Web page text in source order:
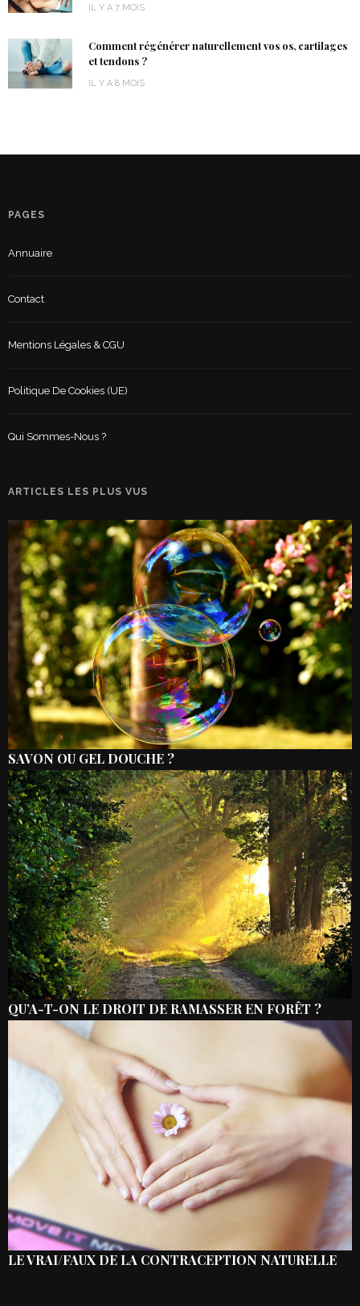
IL Y A 7 MOIS
Comment régénérer naturellement vos os, cartilages
et tendons ?
IL Y A 8 MOIS
PAGES
Annuaire
Contact
Mentions Légales & CGU
Politique De Cookies (UE)
Qui Sommes-Nous ?
ARTICLES LES PLUS VUS
SAVON OU GEL DOUCHE ?
QU’A-T-ON LE DROIT DE RAMASSER EN FORÊT ?
LE VRAI/FAUX DE LA CONTRACEPTION NATURELLE